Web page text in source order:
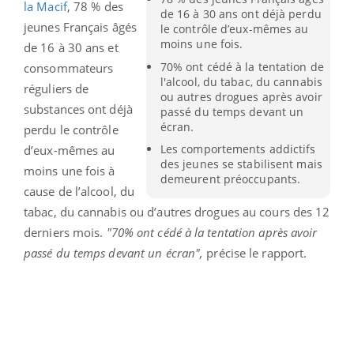
de 16 à 30 ans ont déjà perdu
le contrôle d’eux-mêmes au
moins une fois.
70% ont cédé à la tentation de
l'alcool, du tabac, du cannabis
ou autres drogues après avoir
passé du temps devant un
écran.
Les comportements addictifs
des jeunes se stabilisent mais
demeurent préoccupants.
la Macif, 78 % des
jeunes Français âgés
de 16 à 30 ans et
consommateurs
réguliers de
substances ont déjà
perdu le contrôle
d’eux-mêmes au
moins une fois à
cause de l’alcool, du
tabac, du cannabis ou d’autres drogues au cours des 12
derniers mois. "70% ont cédé à la tentation après avoir
passé du temps devant un écran", précise le rapport.